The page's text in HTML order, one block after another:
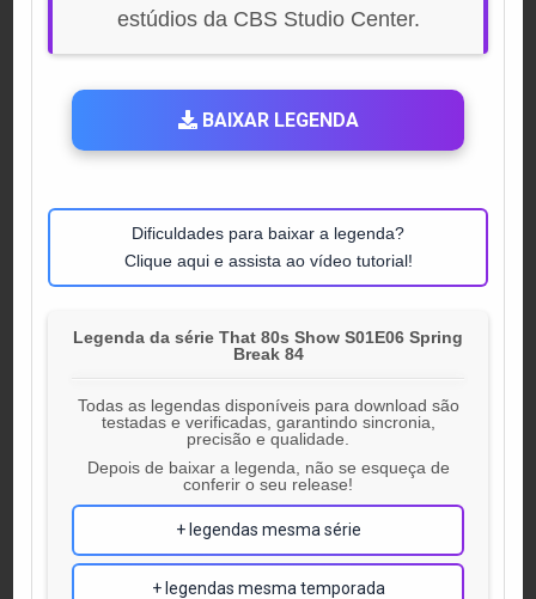
estúdios da CBS Studio Center.
BAIXAR LEGENDA
Dificuldades para baixar a legenda?
Clique aqui e assista ao vídeo tutorial!
Legenda da série That 80s Show S01E06 Spring
Break 84
Todas as legendas disponíveis para download são
testadas e verificadas, garantindo sincronia,
precisão e qualidade.
Depois de baixar a legenda, não se esqueça de
conferir o seu release!
+ legendas mesma série
+ legendas mesma temporada